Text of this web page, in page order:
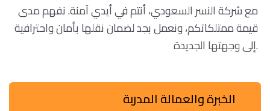
مع شركة النسر السعودي، أنتم في أيدي آمنة. نفهم مدى
قيمة ممتلكاتكم، ونعمل بجد لضمان نقلها بأمان واحترافية
إلى وجهتها الجديدة.
الخبرة والعمالة المدربة